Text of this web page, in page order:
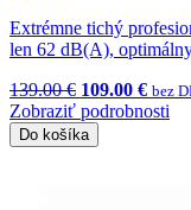
Extrémne tichý
len 62 dB(A),
139.00 € 109.00 € bez
Zobraziť podrobnosti
Do košíka